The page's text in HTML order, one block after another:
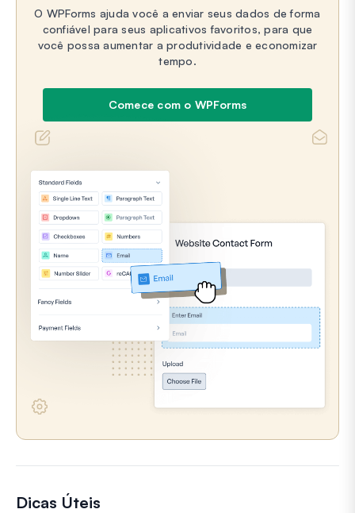
O WPForms ajuda você a enviar seus dados de forma
confiável para seus aplicativos favoritos, para que
você possa aumentar a produtividade e economizar
tempo.
Comece com o WPForms
Dicas Úteis